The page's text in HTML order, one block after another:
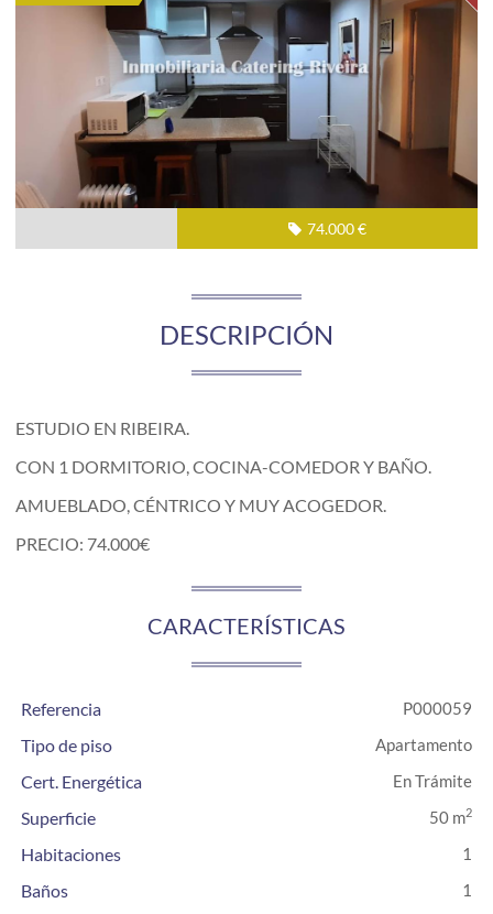
74.000 €
DESCRIPCIÓN
ESTUDIO EN RIBEIRA.
CON 1 DORMITORIO, COCINA-COMEDOR Y BAÑO.
AMUEBLADO, CÉNTRICO Y MUY ACOGEDOR.
PRECIO: 74.000€
CARACTERÍSTICAS
Referencia P000059
Tipo de piso Apartamento
Cert. Energética En Trámite
Superficie 50 m2
Habitaciones 1
Baños 1